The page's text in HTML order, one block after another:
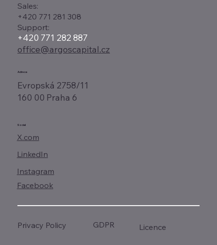
Adresa
Evropská 2758/11
160 00 Praha 6
Sales:
+420 771 281 308
Support:
+420 771 282 887
office@argoscapital.cz
Social
X.com
LinkedIn
Instagram
Facebook
Privacy Policy GDPR Licence